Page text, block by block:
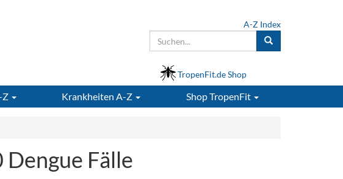
A-Z Index
TropenFit.de Shop
Z Krankheiten A-Z ShopTropenFit
Fälle